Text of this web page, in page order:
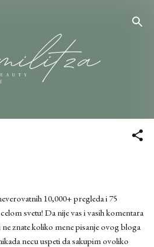
10,000+ pregleda i 75
svetu! Da nije vas i vasih komentara
znate koliko mene pisanje ovog bloga
necu uspeti da sakupim ovoliko